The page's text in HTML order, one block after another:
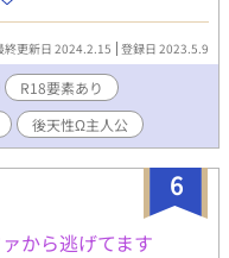
のフェロモンにあてられ
イに助けを求めてきて……
の青年ケイくんが、アル
メガに変化する後天性
ルファ×もさもさちびっ
終更新日 2024.2.15 登録日 2023.5.9
R18要素あり
後天性Ω主人公
6
から逃げてます